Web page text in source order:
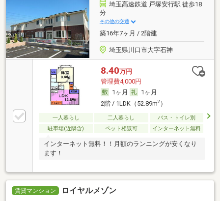
埼玉高速鉄道 戸塚安行駅 徒歩18
分
その他の交通
築16年7ヶ月 / 2階建
埼玉県川口市大字石神
8.40万円
管理費4,000円
1ヶ月
1ヶ月
2階 / 1LDK（52.89m2）
一人暮らし 二人暮らし
バス・トイレ別
駐車場(近隣含)
ペット相談可 インターネット無料
インターネット無料！！月額のランニングが安くなり
ます！
賃貸マンション ロイヤルメゾン